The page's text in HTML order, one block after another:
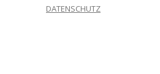
DATENSCHUTZ